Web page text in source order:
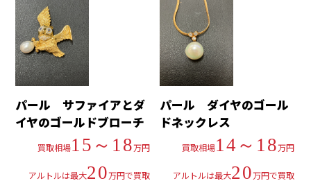
パール サファイアとダ
イヤのゴールドブローチ
買取相場15～18万円
アルトルは最大20万円で買取
パール ダイヤのゴール
ドネックレス
買取相場14～18万円
アルトルは最大20万円で買取